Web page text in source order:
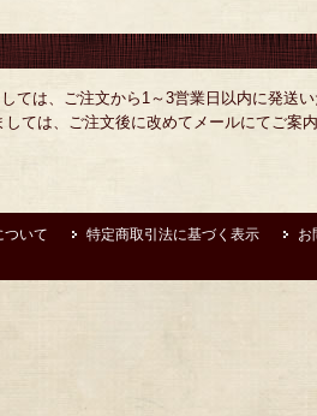
ては、ご注文から1～3営業日以内に発送
ては、ご注文後に改めてメールにてご案
ついて 特定商取引法に基づく表示 お